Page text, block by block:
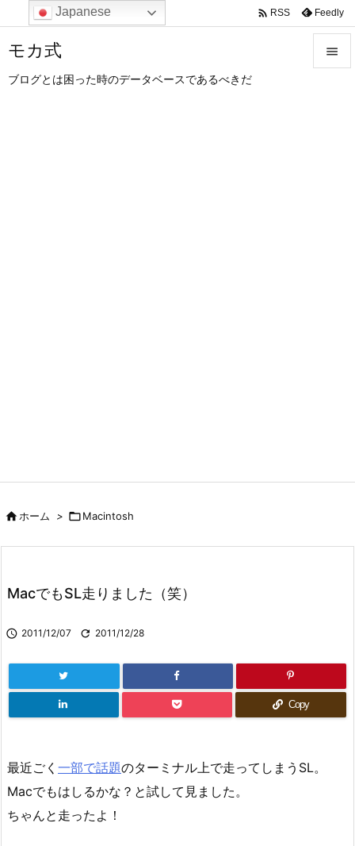
モカ式
ブログとは困った時のデータベースであるべきだ

 RSS Feedly
ホーム > Macintosh
MacでもSL走りました（笑）
 2011/12/07  2011/12/28
Copy
最近ごく 一部で話題のターミナル上で走ってしまうSL。
Macでもはしるかな？と試して見ました。
ちゃんと走ったよ！
Japanese